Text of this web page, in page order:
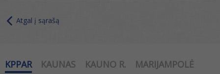
Atgal į sąrašą
KPPAR KAUNAS KAUNO R.
MARIJAMPOLĖ